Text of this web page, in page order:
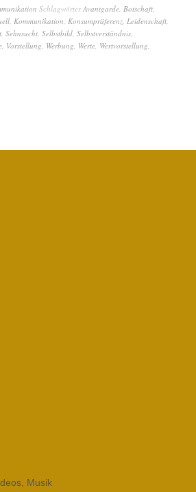
SchlagwörterAvantgarde, Botschaft,
, Kommunikation, Konsumpräferenz, Leidenschaft,
, Sehnsucht, Selbstbild, Selbstverständnis,
, Vorstellung, Werbung, Werte, Wertvorstellung,
Musik